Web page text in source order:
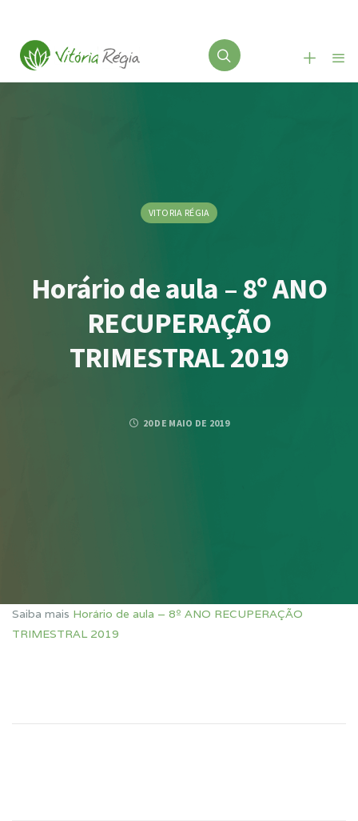
VITORIA RÉGIA
Horário de aula – 8º ANO
RECUPERAÇÃO
TRIMESTRAL 2019
20 DE MAIO DE 2019
Saiba mais Horário de aula – 8º ANO RECUPERAÇÃO
TRIMESTRAL 2019